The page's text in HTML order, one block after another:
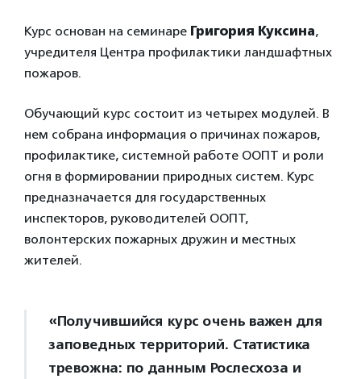
Курс основан на семинаре Григория Куксина,
учредителя Центра профилактики ландшафтных
пожаров.
Обучающий курс состоит из четырех модулей. В
нем собрана информация о причинах пожаров,
профилактике, системной работе ООПТ и роли
огня в формировании природных систем. Курс
предназначается для государственных
инспекторов, руководителей ООПТ,
волонтерских пожарных дружин и местных
жителей.
«Получившийся курс очень важен для
заповедных территорий. Статистика
тревожна: по данным Рослесхоза и